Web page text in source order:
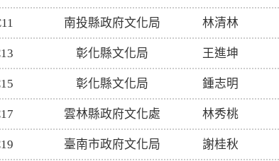
南投縣政府文化局 林清林
彰化縣文化局 王進坤
彰化縣文化局 鍾志明
雲林縣政府文化處 林秀桃
臺南市政府文化局 謝桂秋